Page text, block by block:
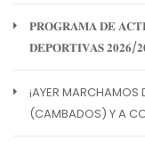
𝐏𝐑𝐎𝐆𝐑𝐀𝐌𝐀 𝐃𝐄
𝐃𝐄𝐏𝐎𝐑𝐓𝐈𝐕𝐀𝐒 𝟐𝟎𝟐𝟔/
¡AYER MARCHAMOS
(CAMBADOS) Y A